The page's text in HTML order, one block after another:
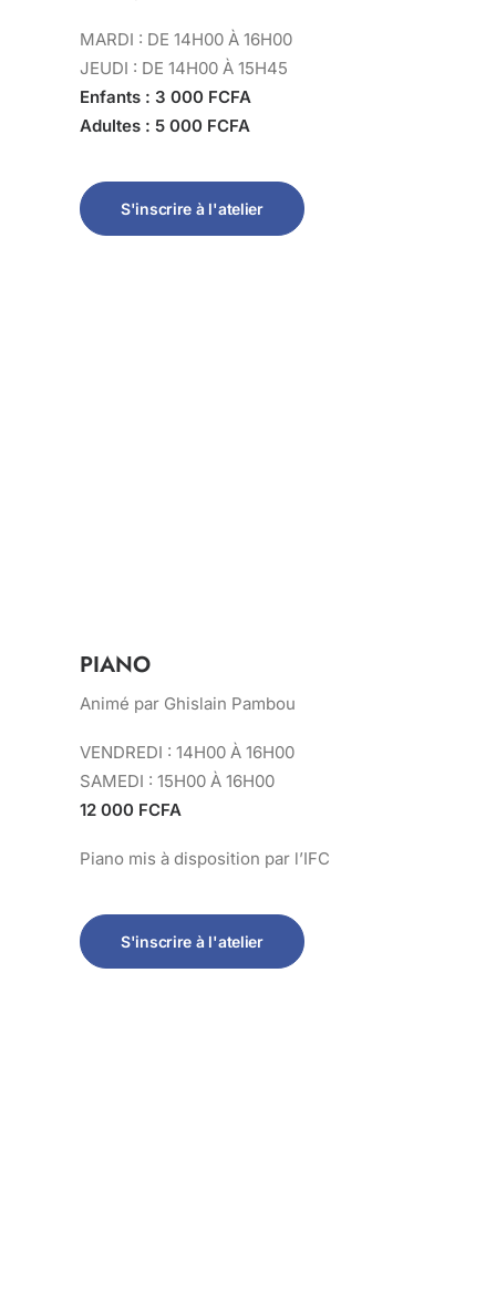
MARDI : DE 14H00 À 16H00
JEUDI : DE 14H00 À 15H45
Enfants : 3 000 FCFA
Adultes : 5 000 FCFA
S'inscrire à l'atelier
PIANO
Animé par Ghislain Pambou
VENDREDI : 14H00 À 16H00
SAMEDI : 15H00 À 16H00
12 000 FCFA
Piano mis à disposition par l’IFC
S'inscrire à l'atelier